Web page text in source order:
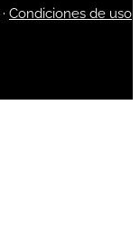
· Condiciones de uso